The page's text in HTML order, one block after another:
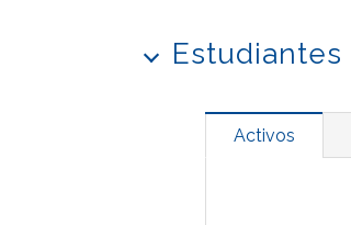
Estudiantes
Activos